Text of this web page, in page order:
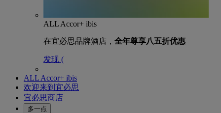
ALL Accor+ ibis
在宜必思品牌酒店， 全年尊享八五折优惠
发现 (
ALL Accor+ ibis
欢迎来到宜必思
宜必思商店
多一点